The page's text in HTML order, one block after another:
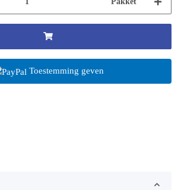
Toestemming geven